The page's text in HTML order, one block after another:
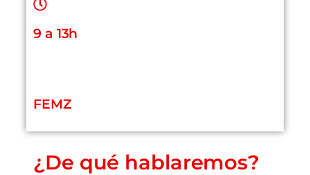
9 a 13h
FEMZ
¿De qué hablaremos?